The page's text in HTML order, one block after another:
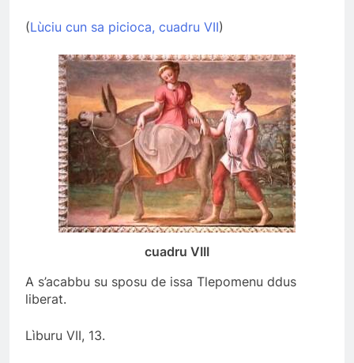
(Lùciu cun sa picioca, cuadru VII)
cuadru VIII
A s’acabbu su sposu de issa Tlepomenu ddus
liberat.
Lìburu VII, 13.